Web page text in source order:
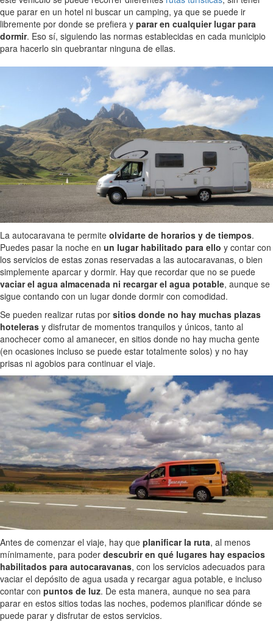
que parar en un hotel ni buscar un camping, ya que se puede ir
libremente por donde se prefiera y parar en cualquier lugar para
dormir. Eso sí, siguiendo las normas establecidas en cada municipio
para hacerlo sin quebrantar ninguna de ellas.
La autocaravana te permite olvidarte de horarios y de tiempos.
Puedes pasar la noche en un lugar habilitado para ello y contar con
los servicios de estas zonas reservadas a las autocaravanas, o bien
simplemente aparcar y dormir. Hay que recordar que no se puede
vaciar el agua almacenada ni recargar el agua potable, aunque se
sigue contando con un lugar donde dormir con comodidad.
Se pueden realizar rutas por sitios donde no hay muchas plazas
hoteleras y disfrutar de momentos tranquilos y únicos, tanto al
anochecer como al amanecer, en sitios donde no hay mucha gente
(en ocasiones incluso se puede estar totalmente solos) y no hay
prisas ni agobios para continuar el viaje.
Antes de comenzar el viaje, hay que planificar la ruta, al menos
mínimamente, para poder descubrir en qué lugares hay espacios
habilitados para autocaravanas, con los servicios adecuados para
vaciar el depósito de agua usada y recargar agua potable, e incluso
contar con puntos de luz. De esta manera, aunque no sea para
parar en estos sitios todas las noches, podemos planificar dónde se
puede parar y disfrutar de estos servicios.